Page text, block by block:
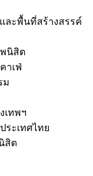
ละพื้นที่สร้างสรรค์
นิสิต
าเฟ่
ม
เทพฯ
ระเทศไทย
สิต